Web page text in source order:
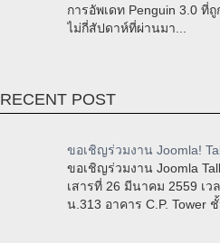
การอัพเดท Penguin 3.0 ที่
ไม่กี่สัปดาห์ที่ผ่านมา...
RECENT POST
ขอเชิญร่วมงาน Joomla!
ขอเชิญร่วมงาน Joomla
เสารที่ 26 มีนาคม 2559 เว
น.313 อาคาร C.P. Tower ชั้